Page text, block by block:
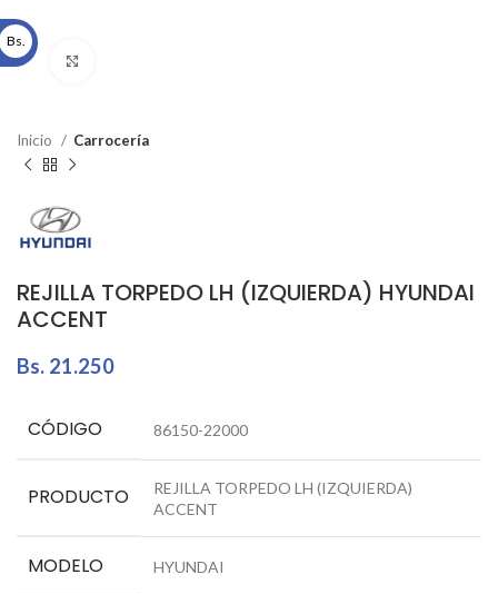
Inicio Carrocería
REJILLA TORPEDO LH (IZQUIERDA) HYUNDAI
ACCENT
Bs. 21.250
CÓDIGO 86150-22000
PRODUCTO
REJILLA TORPEDO LH (IZQUIERDA)
ACCENT
MODELO HYUNDAI
Bs.